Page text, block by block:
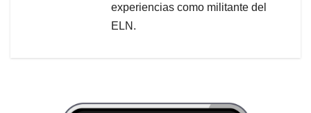
experiencias como militante del
ELN.